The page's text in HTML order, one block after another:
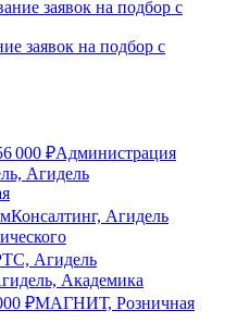
заявок на подбор с
000 ₽Администрация
Агидель
Агидель
Агидель
Академика
₽МАГНИТ, Розничная